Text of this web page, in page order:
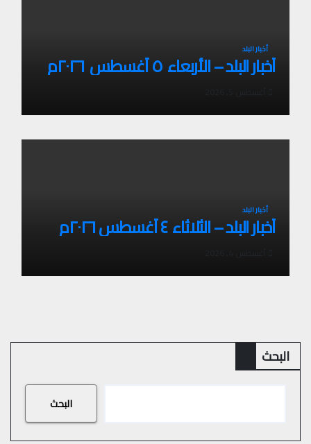
أخبار البلد
أخبار البلد – الأربعاء ٥ أغسطس ٢٠٢٦م
أخبار البلد
أخبار البلد – الثلاثاء ٤ أغسطس ٢٠٢٦م
البحث
البحث